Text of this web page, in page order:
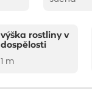
výška rostliny v
dospělosti
1 m